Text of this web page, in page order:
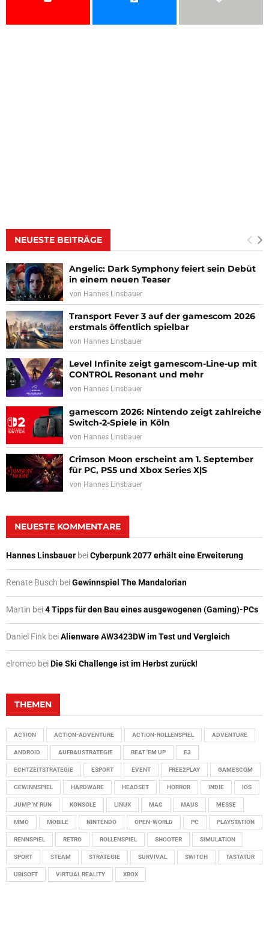
NEUESTE BEITRÄGE
Angelic: Dark Symphony feiert sein Debüt
in einem neuen Teaser
von Hannes Linsbauer
Transport Fever 3 auf der gamescom 2026
erstmals öffentlich spielbar
von Hannes Linsbauer
Level Infinite zeigt gamescom-Line-up mit
CONTROL Resonant und mehr
von Hannes Linsbauer
gamescom 2026: Nintendo zeigt zahlreiche
Switch-2-Spiele in Köln
von Hannes Linsbauer
Crimson Moon erscheint am 1. September
für PC, PS5 und Xbox Series X|S
von Hannes Linsbauer
NEUESTE KOMMENTARE
Hannes Linsbauer beiCyberpunk 2077 erhält eine Erweiterung
Renate Busch beiGewinnspiel The Mandalorian
Martin bei4 Tipps für den Bau eines ausgewogenen (Gaming)-PCs
Daniel Fink beiAlienware AW3423DW im Test und Vergleich
elromeo beiDie Ski Challenge ist im Herbst zurück!
THEMEN
ACTION ACTION-ADVENTURE ACTION-ROLLENSPIEL ADVENTURE
ANDROID AUFBAUSTRATEGIE BEAT 'EM UP E3
ECHTZEITSTRATEGIE ESPORT EVENT FREE2PLAY GAMESCOM
GEWINNSPIEL HARDWARE HEADSET HORROR INDIE IOS
JUMP 'N' RUN KONSOLE LINUX MAC MAUS MESSE
MMO MOBILE NINTENDO OPEN-WORLD PC PLAYSTATION
RENNSPIEL RETRO ROLLENSPIEL SHOOTER SIMULATION
SPORT STEAM STRATEGIE SURVIVAL SWITCH TASTATUR
UBISOFT VIRTUAL REALITY XBOX